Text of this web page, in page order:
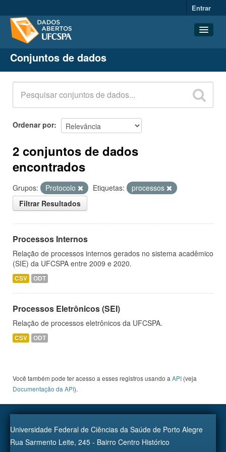
Entrar
Conjuntos de dados
Organizações
Grupos
Sobre
Conjuntos de dados
Ordenar por
2 conjuntos de dados
encontrados
Grupos: Protocolo Etiquetas:
processos
Filtrar Resultados
Processos Internos
Relação de processos internos gerados no sistema acadêmico
(SIE) da UFCSPA entre 2009 e 2020.
CSV ODT
Processos Eletrônicos (SEI)
Relação de processos eletrônicos da UFCSPA.
CSV ODT
Você também pode ter acesso a esses registros usando a API (veja
Documentação da API).
Universidade Federal de Ciências da Saúde de Porto Alegre
Rua Sarmento Leite, 245 - Bairro Centro Histórico